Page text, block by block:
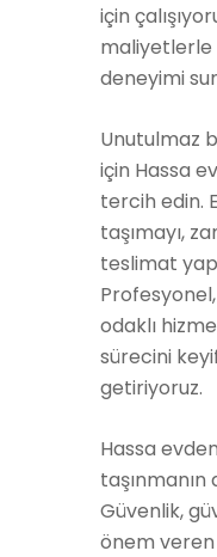
için
maliyetlerle
deneyimi
Unutulmaz
için Hassa
tercih edin.
taşımayı,
teslimat
odaklı
sürecini
getiriyoruz.
Hassa
taşınmanın
Güvenlik,
önem